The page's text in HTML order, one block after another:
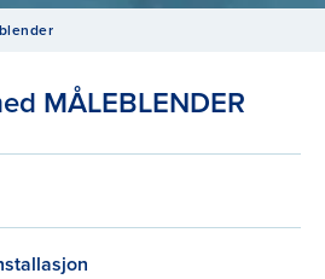
MÅLEBLENDER